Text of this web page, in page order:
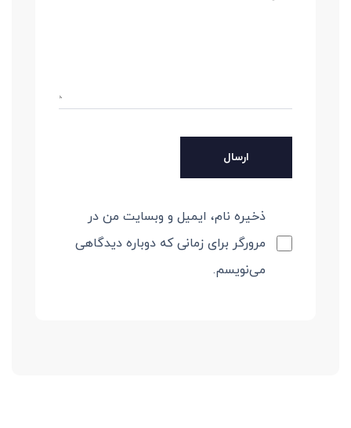
ذخیره نام، ایمیل و وبسایت من در
مرورگر برای زمانی که دوباره دیدگاهی
می‌نویسم.